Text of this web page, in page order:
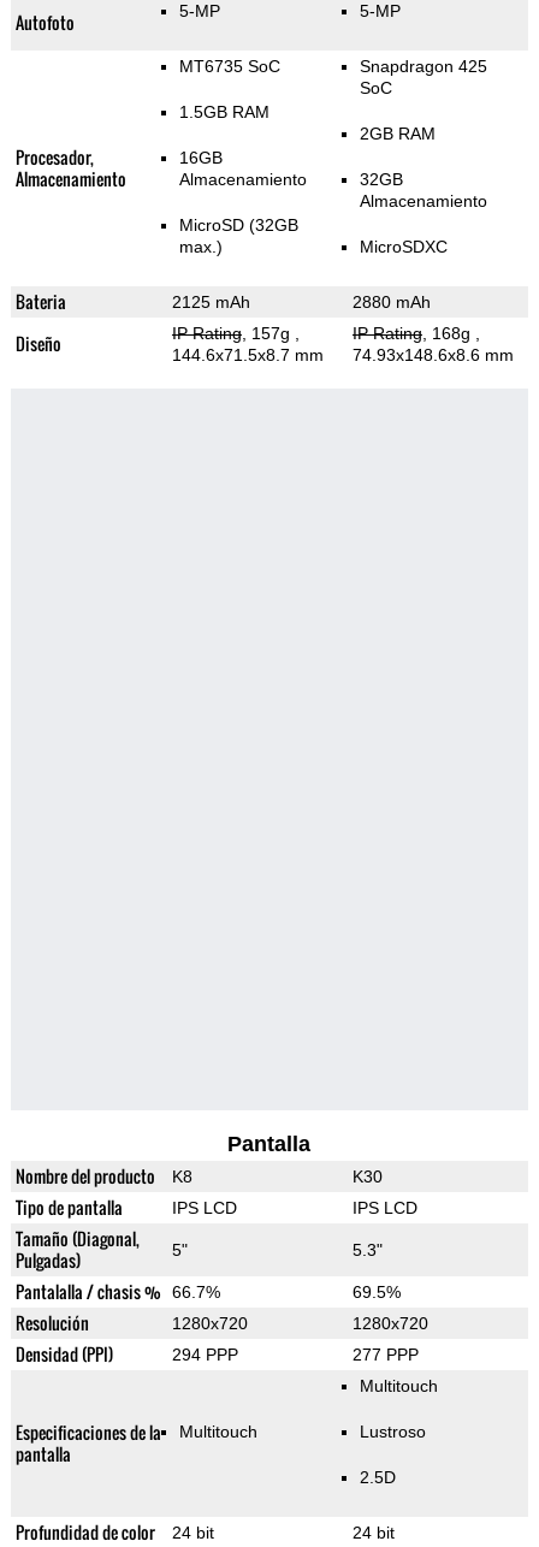
Autofoto 5-MP 5-MP
Procesador,
Almacenamiento
MT6735 SoC
1.5GB RAM
16GB
Almacenamiento
MicroSD (32GB
max.)
Snapdragon 425
SoC
2GB RAM
32GB
Almacenamiento
MicroSDXC
Bateria 2125 mAh 2880 mAh
Diseño IP Rating, 157g
144.6x71.5x8.7 mm
IP Rating, 168g
74.93x148.6x8.6 mm
Pantalla
Nombre del producto K8 K30
Tipo de pantalla IPS LCD IPS LCD
Tamaño (Diagonal,
Pulgadas)
5" 5.3"
Pantalalla / chasis % 66.7% 69.5%
Resolución 1280x720 1280x720
Densidad (PPI) 294 PPP 277 PPP
Especificaciones de la
pantalla
Multitouch
Multitouch
Lustroso
2.5D
Profundidad de color 24 bit 24 bit